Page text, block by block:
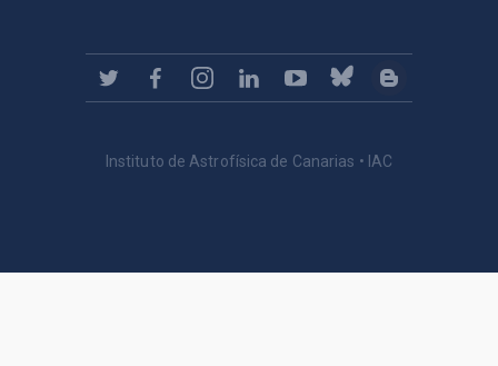
Instituto de Astrofísica de Canarias • IAC